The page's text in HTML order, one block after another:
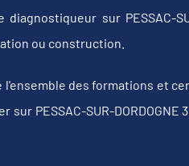
sur PESSAC-
ou construction.
des formations et
PESSAC-SUR-